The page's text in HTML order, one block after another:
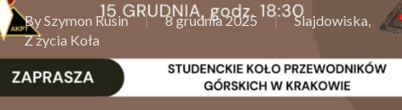
BySzymon Rusin 8 grudnia 2025 Slajdowiska,
Z życia Koła